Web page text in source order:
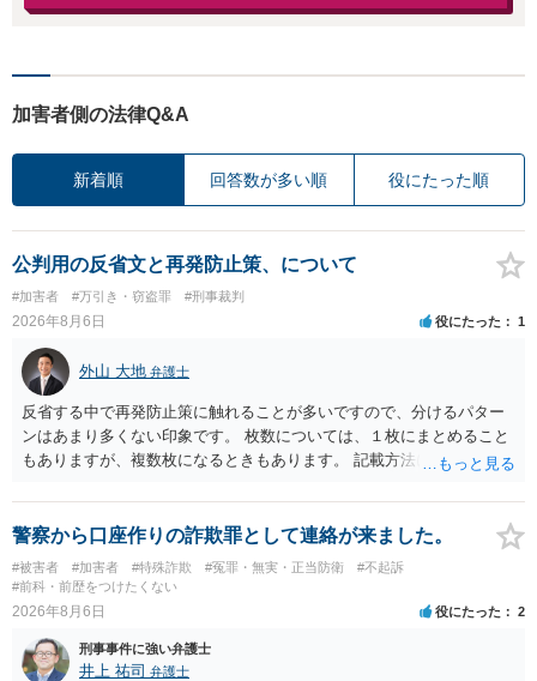
加害者側の法律Q&A
新着順 回答数が多い順 役にたった順
公判用の反省文と再発防止策、について
#加害者 #万引き・窃盗罪 #刑事裁判
2026年8月6日 役にたった 1
外山 大地 弁護士
反省する中で再発防止策に触れることが多いですので、分けるパター
ンはあまり多くない印象です。 枚数については、１枚にまとめること
もありますが、複数枚になるときもあります。 記載方法については、
います。 したがいまして、いずれも良いかと考えます。
警察から口座作りの詐欺罪として連絡が来ました。
#被害者 #加害者 #特殊詐欺 #冤罪・無実・正当防衛
#不起訴
#前科・前歴をつけたくない
2026年8月6日 役にたった 2
刑事事件に強い弁護士
井上 祐司 弁護士